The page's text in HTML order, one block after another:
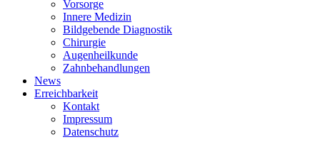
Vorsorge
Innere Medizin
Bildgebende Diagnostik
Chirurgie
Augenheilkunde
Zahnbehandlungen
News
Erreichbarkeit
Kontakt
Impressum
Datenschutz